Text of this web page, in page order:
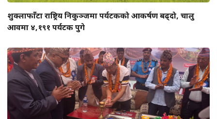
शुक्लाफाँटा राष्ट्रिय निकुञ्जमा पर्यटकको आकर्षण बढ्दो, चालु
आवमा ४,१९१ पर्यटक पुगे